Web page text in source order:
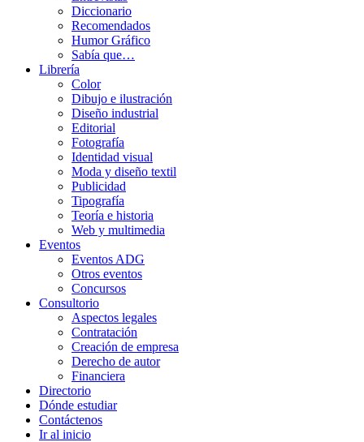
Diccionario
Recomendados
Humor Gráfico
Sabía que…
Librería
Color
Dibujo e ilustración
Diseño industrial
Editorial
Fotografía
Identidad visual
Moda y diseño textil
Publicidad
Tipografía
Teoría e historia
Web y multimedia
Eventos
Eventos ADG
Otros eventos
Concursos
Consultorio
Aspectos legales
Contratación
Creación de empresa
Derecho de autor
Financiera
Directorio
Dónde estudiar
Contáctenos
Ir al inicio